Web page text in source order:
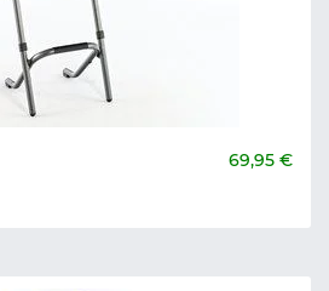
69,95 €